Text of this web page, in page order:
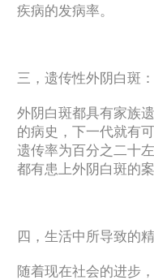
疾病的发病率。
三，遗传性外阴白斑：
外阴白斑都具有家族
的病史，下一代就有
遗传率为百分之二十
都有患上外阴白斑的案
四，生活中所导致的
随着现在社会的进步